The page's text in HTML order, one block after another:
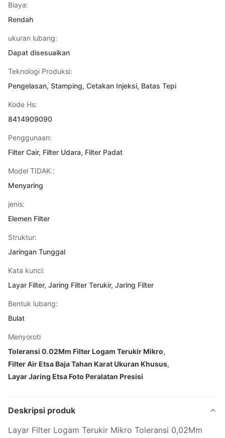
Biaya:
Rendah
ukuran lubang:
Dapat disesuaikan
Teknologi Produksi:
Pengelasan, Stamping, Cetakan Injeksi, Batas Tepi
Kode Hs:
8414909090
Penggunaan:
Filter Cair, Filter Udara, Filter Padat
Model TIDAK.:
Menyaring
jenis:
Elemen Filter
Struktur:
Jaringan Tunggal
Kata kunci:
Layar Filter, Jaring Filter Terukir, Jaring Filter
Bentuk lubang:
Bulat
Menyoroti
Toleransi 0.02Mm Filter Logam Terukir Mikro,
Filter Air Etsa Baja Tahan Karat Ukuran Khusus,
Layar Jaring Etsa Foto Peralatan Presisi
Deskripsi produk
Layar Filter Logam Terukir Mikro Toleransi 0,02Mm